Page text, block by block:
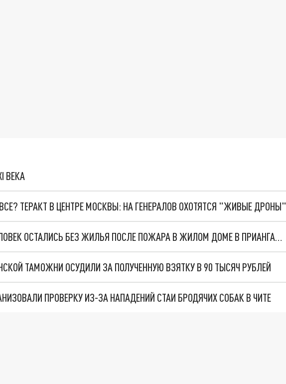
ВЕКА
ТЕРАКТ В ЦЕНТРЕ МОСКВЫ: НА ГЕНЕРАЛОВ ОХОТЯТСЯ "ЖИВЫЕ ДРОНЫ"
МЧС: СВЫШЕ 30 ЧЕЛОВЕК ОСТАЛИСЬ БЕЗ ЖИЛЬЯ ПОСЛЕ ПОЖАРА В ЖИЛОМ ДОМЕ В ПРИАНГАРЬЕ
ТАМОЖНИ ОСУДИЛИ ЗА ПОЛУЧЕННУЮ ВЗЯТКУ В 90 ТЫСЯЧ РУБЛЕЙ
ПРОВЕРКУ ИЗ-ЗА НАПАДЕНИЙ СТАИ БРОДЯЧИХ СОБАК В ЧИТЕ